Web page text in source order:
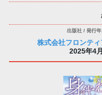
株式会社フロンテ
2025年4月